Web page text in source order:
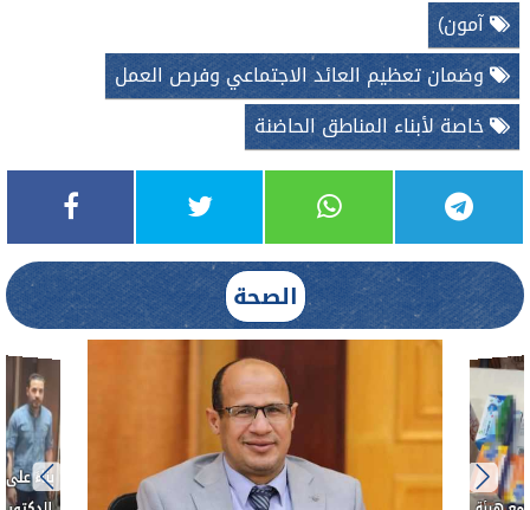
آمون)
وضمان تعظيم العائد الاجتماعي وفرص العمل
خاصة لأبناء المناطق الحاضنة
الصحة